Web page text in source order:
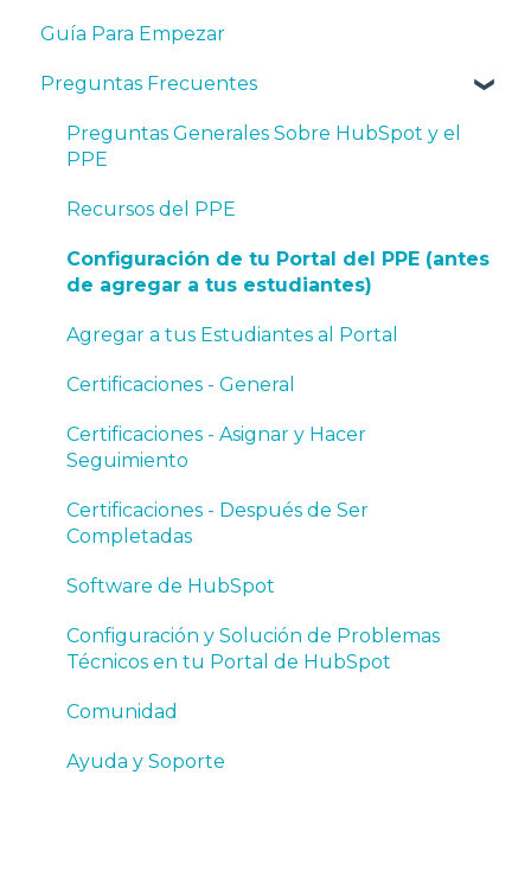
General HubSpot and Program Questions
Syllabi, Curriculum, and Teaching Resources
Account Set Up - Prior to Adding Students
Certifications - Assigning and Tracking
Certifications - After Completed
Software
Set Up and Troubleshooting Your HubSpot
Account
Community
Guía Para Empezar
Preguntas Frecuentes
Preguntas Generales Sobre HubSpot y el
PPE
Recursos del PPE
Configuración de tu Portal del PPE (antes
de agregar a tus estudiantes)
Agregar a tus Estudiantes al Portal
Certificaciones - General
Certificaciones - Asignar y Hacer
Seguimiento
Certificaciones - Después de Ser
Completadas
Software de HubSpot
Configuración y Solución de Problemas
Técnicos en tu Portal de HubSpot
Comunidad
Ayuda y Soporte